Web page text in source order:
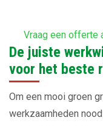
Vraag een offerte
De juiste
voor het beste
Om een mooi groen
werkzaamheden